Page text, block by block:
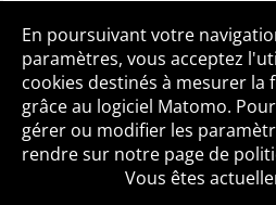
Toutes
Qui sommes-nous ?
Politique de
En poursuivant votre
paramètres, vous acceptez
cookies destinés à mesurer
grâce au logiciel Matomo.
gérer ou modifier les
rendre sur notre page de
Vous êtes